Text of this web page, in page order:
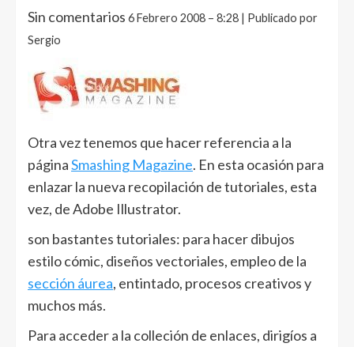
Sin comentarios 6 Febrero 2008 – 8:28 | Publicado por
Sergio
Otra vez tenemos que hacer referencia a la
páginaSmashing Magazine. En esta ocasión para
enlazar la nueva recopilación de tutoriales, esta
vez, de Adobe Illustrator.
son bastantes tutoriales: para hacer dibujos
estilo cómic, diseños vectoriales, empleo de la
sección áurea, entintado, procesos creativos y
muchos más.
Para acceder a la colleción de enlaces, dirigíos a